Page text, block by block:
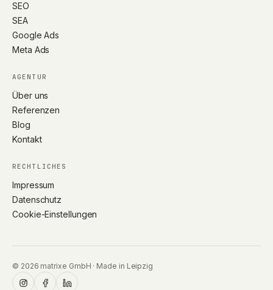
SEO
SEA
Google Ads
Meta Ads
AGENTUR
Über uns
Referenzen
Blog
Kontakt
RECHTLICHES
Impressum
Datenschutz
Cookie-Einstellungen
© 2026 matrixe GmbH · Made in Leipzig